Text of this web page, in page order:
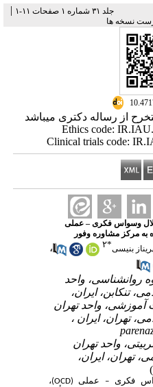
جلد ۳۱ شماره ۱ صفحات ۱۱-۱ |
نسخه ها
Ethics code:
Clinical trials code:
وسواس فکری – عملی
بنیسی*۲ ،
روانشناسی، واحد
تنکابن، ایران،
آموزشی، واحد تهران
تهران، ایران ،
واحد تهران
تهران، ایران،
فکری – عملی (OCD)،